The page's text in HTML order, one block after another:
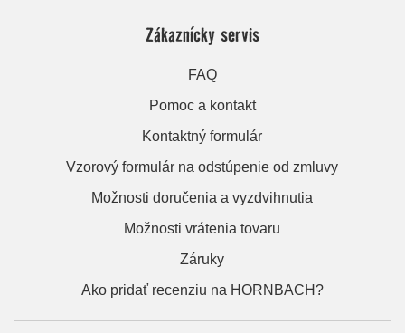
Zákaznícky servis
FAQ
Pomoc a kontakt
Kontaktný formulár
Vzorový formulár na odstúpenie od zmluvy
Možnosti doručenia a vyzdvihnutia
Možnosti vrátenia tovaru
Záruky
Ako pridať recenziu na HORNBACH?